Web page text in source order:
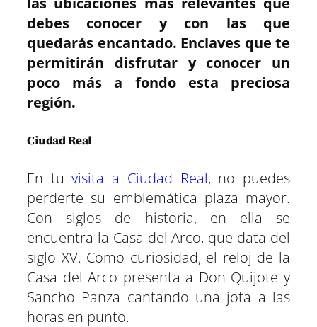
debes conocer y con las que
quedarás encantado. Enclaves que te
permitirán disfrutar y conocer un
poco más a fondo esta preciosa
región.
Ciudad Real
En tuvisita a Ciudad Real, no puedes
perderte su emblemática plaza mayor.
Con siglos de historia, en ella se
encuentra la Casa del Arco, que data del
siglo XV. Como curiosidad, el reloj de la
Casa del Arco presenta a Don Quijote y
Sancho Panza cantando una jota a las
horas en punto.